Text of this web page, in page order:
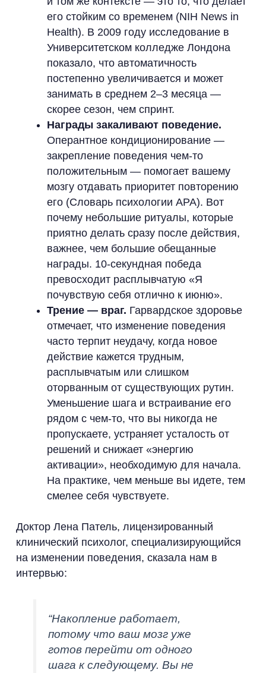
его стойким со временем (NIH News in
Health). В 2009 году исследование в
Университетском колледже Лондона
показало, что автоматичность
постепенно увеличивается и может
занимать в среднем 2–3 месяца —
скорее сезон, чем спринт.
Награды закаливают поведение.
Оперантное кондиционирование —
закрепление поведения чем-то
положительным — помогает вашему
мозгу отдавать приоритет повторению
его (Словарь психологии APA). Вот
почему небольшие ритуалы, которые
приятно делать сразу после действия,
важнее, чем большие обещанные
награды. 10-секундная победа
превосходит расплывчатую «Я
почувствую себя отлично к июню».
Трение — враг. Гарвардское здоровье
отмечает, что изменение поведения
часто терпит неудачу, когда новое
действие кажется трудным,
расплывчатым или слишком
оторванным от существующих рутин.
Уменьшение шага и встраивание его
рядом с чем-то, что вы никогда не
пропускаете, устраняет усталость от
решений и снижает «энергию
активации», необходимую для начала.
На практике, чем меньше вы идете, тем
смелее себя чувствуете.
Доктор Лена Патель, лицензированный
клинический психолог, специализирующийся
на изменении поведения, сказала нам в
интервью:
“Накопление работает,
потому что ваш мозг уже
готов перейти от одного
шага к следующему. Вы не